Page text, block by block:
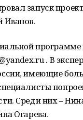
запуск
Иванов.
. В
имеющие
Среди них –
Огарева.